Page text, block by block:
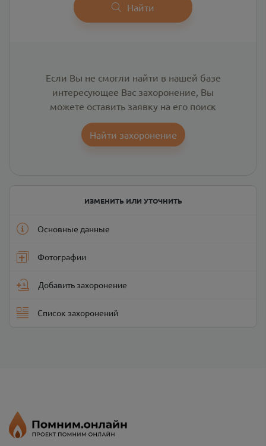
Найти
Если Вы не смогли найти в нашей базе
интересующее Вас захоронение, Вы
можете оставить заявку на его поиск
Найти захоронение
ИЗМЕНИТЬ ИЛИ УТОЧНИТЬ
Основные данные
Фотографии
Добавить захоронение
Список захоронений